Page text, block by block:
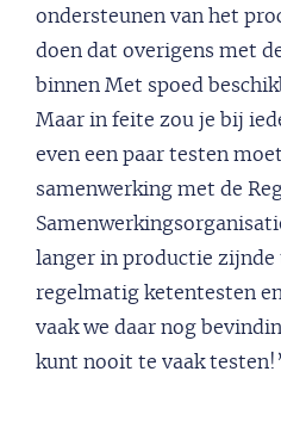
ondersteunen van het
doen dat overigens met
binnen Met spoed
Maar in feite zou je bij
even een paar testen
samenwerking met de
langer in productie zijnde
regelmatig ketentesten
vaak we daar nog
kunt nooit te vaak